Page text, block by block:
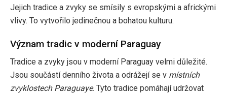
Jejich tradice a zvyky se smísily s evropskými a africkými
vlivy. To vytvořilo jedinečnou a bohatou kulturu.
Význam tradic v moderní Paraguay
Tradice a zvyky jsou v moderní Paraguay velmi důležité.
Jsou součástí denního života a odrážejí se v místních
zvyklostech Paraguaye. Tyto tradice pomáhají udržovat